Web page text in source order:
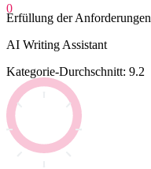
0
Erfüllung der Anforderungen
AI Writing Assistant
Kategorie-Durchschnitt: 9.2